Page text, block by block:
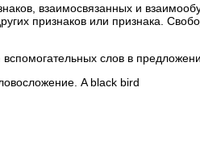
взаимосвязанных и
признаков или признака.
слов в
A black bird